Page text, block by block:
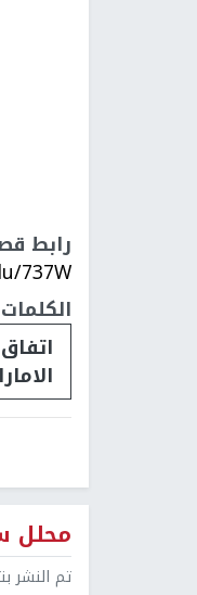
رابط
737W/
محلل
تم النشر